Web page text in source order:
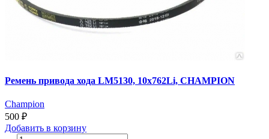
Ремень привода хода LM5130, 10x762Li, CHAMPION
Champion
500 ₽
Добавить в корзину